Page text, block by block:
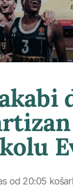
od 20:05